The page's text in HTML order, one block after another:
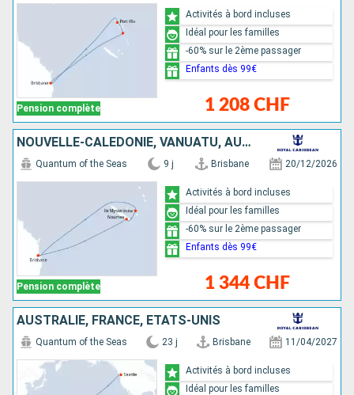
Pension complète 1 208 CHF
Activités à bord incluses
Idéal pour les familles
-60% sur le 2ème passager
Enfants dès 99€
NOUVELLE-CALÉDONIE, VANUATU, AUSTRALIE
Pension complète
Quantum of the Seas 9 j Brisbane 20/12/2026
1 344 CHF
Activités à bord incluses
Idéal pour les familles
-60% sur le 2ème passager
Enfants dès 99€
AUSTRALIE, FRANCE, ÉTATS-UNIS
Quantum of the Seas 23 j Brisbane 11/04/2027
Activités à bord incluses
Idéal pour les familles